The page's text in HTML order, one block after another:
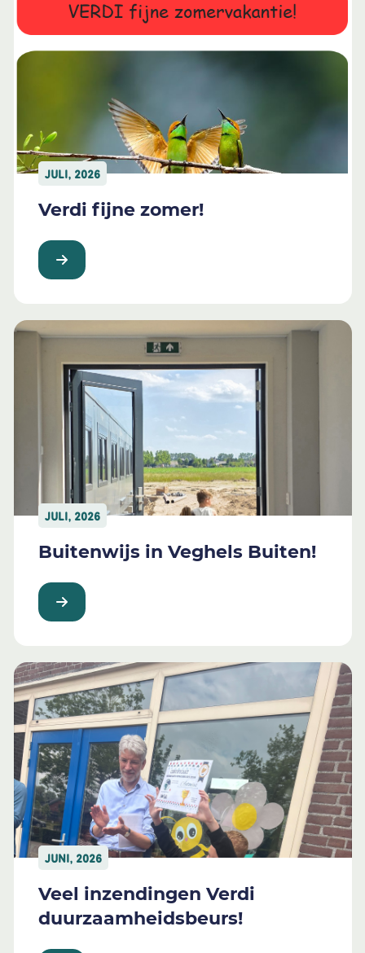
JULI, 2026
Verdi fijne zomer!
JULI, 2026
Buitenwijs in Veghels Buiten!
JUNI, 2026
Veel inzendingen Verdi
duurzaamheidsbeurs!